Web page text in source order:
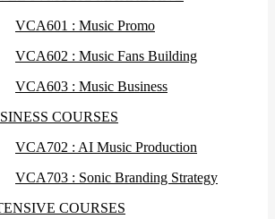
VCA601 : Music Promo
VCA602 : Music Fans Building
VCA603 : Music Business
COURSES
VCA702 : AI Music Production
VCA703 : Sonic Branding Strategy
COURSES